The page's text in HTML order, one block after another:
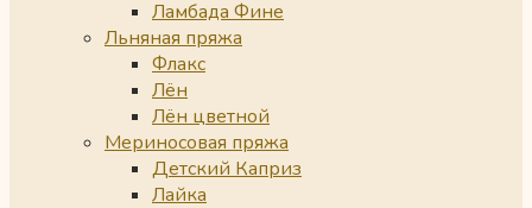
Ламбада Фине
Льняная пряжа
Флакс
Лён
Лён цветной
Мериносовая пряжа
Детский Каприз
Лайка